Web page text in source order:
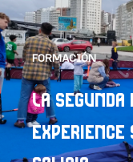
FORMACIÓN
LA SEGUNDA
EXPERIENCE